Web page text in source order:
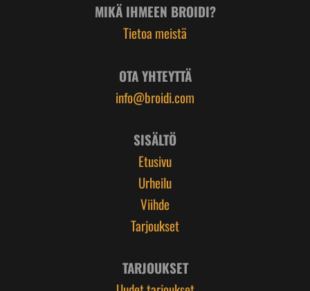
MIKÄ IHMEEN BROIDI?
Tietoa meistä
OTA YHTEYTTÄ
info@broidi.com
SISÄLTÖ
Etusivu
Urheilu
Viihde
Tarjoukset
TARJOUKSET